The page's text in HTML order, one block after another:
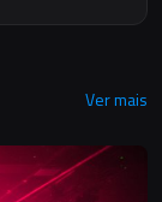
Ver mais